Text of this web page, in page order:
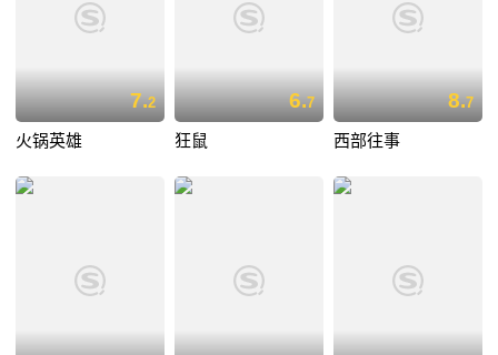
7.2
火锅英雄
6.7
狂鼠
8.7
西部往事